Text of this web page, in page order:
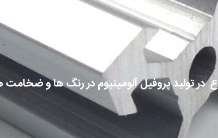
در تولید پروفیل آلومینیومدر رنگ ها و